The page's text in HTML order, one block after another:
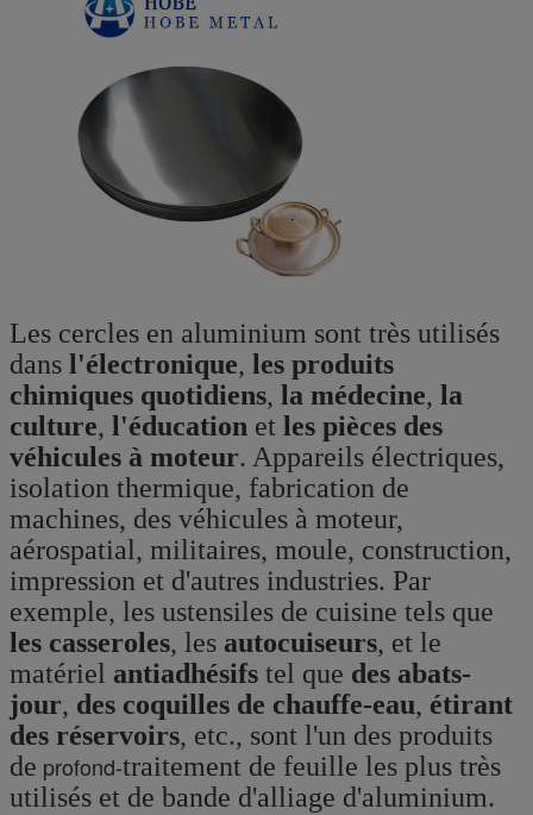
Les cercles en aluminium sont très utilisés
dans l'électronique, les produits
chimiques quotidiens, la médecine, la
culture, l'éducation et les pièces des
véhicules à moteur. Appareils électriques,
isolation thermique, fabrication de
machines, des véhicules à moteur,
aérospatial, militaires, moule, construction,
impression et d'autres industries. Par
exemple, les ustensiles de cuisine tels que
les casseroles, les autocuiseurs, et le
matériel antiadhésifs tel que des abats-
jour, des coquilles de chauffe-eau, étirant
des réservoirs, etc., sont l'un des produits
de profond-traitement de feuille les plus très
utilisés et de bande d'alliage d'aluminium.